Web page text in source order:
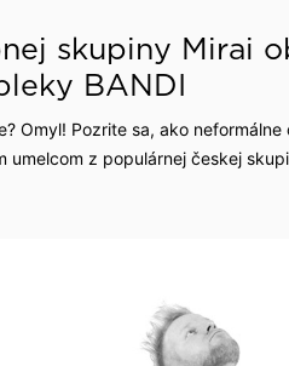
mužov
rada Aprimé for
miesta
zamestnancov
skupiny Mirai
BANDI
Omyl! Pozrite sa, ako
umelcom z populárnej českej